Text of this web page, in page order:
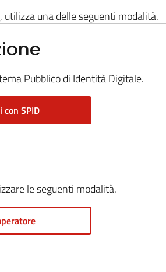
utilizza una delle seguenti modalità.
Pubblico di Identità Digitale.
con SPID
le seguenti modalità.